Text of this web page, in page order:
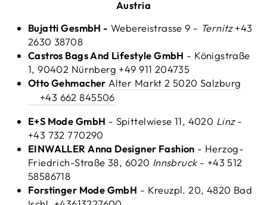
Austria
Bujatti GesmbH - Webereistrasse 9 - Ternitz+43
2630 38708
Castros Bags And Lifestyle GmbH - Königstraße
1, 90402 Nürnberg +49 911 204735
Otto Gehmacher Alter Markt 2 5020 Salzburg
+43 662 845506
E+S Mode GmbH - Spittelwiese 11, 4020 Linz-
+43 732 770290
EINWALLER Anna Designer Fashion - Herzog-
Friedrich-Straße 38, 6020 Innsbruck- +43 512
58586718
Forstinger Mode GmbH - Kreuzpl. 20, 4820 Bad